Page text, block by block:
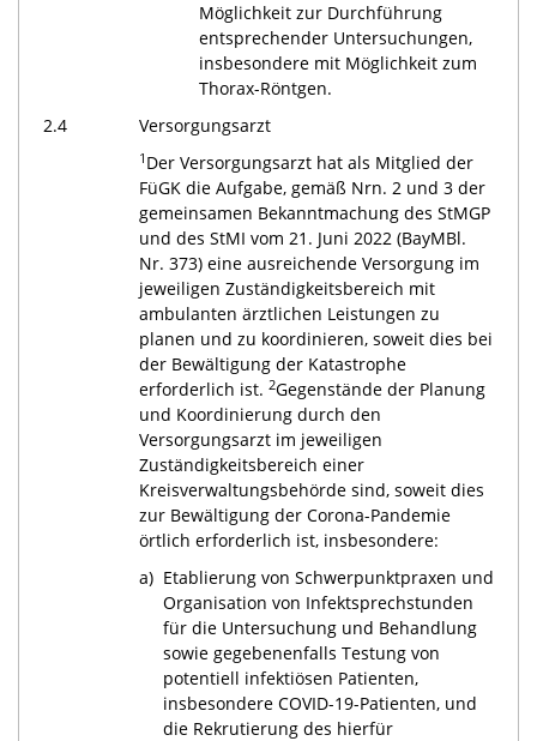
Möglichkeit zur Durchführung
entsprechender Untersuchungen,
insbesondere mit Möglichkeit zum
Thorax-Röntgen.
2.4
Versorgungsarzt
1 Der Versorgungsarzt hat als Mitglied der
FüGK die Aufgabe, gemäß Nrn. 2 und 3 der
gemeinsamen Bekanntmachung des StMGP
und des StMI vom 21. Juni 2022 (BayMBl.
Nr. 373) eine ausreichende Versorgung im
jeweiligen Zuständigkeitsbereich mit
ambulanten ärztlichen Leistungen zu
planen und zu koordinieren, soweit dies bei
der Bewältigung der Katastrophe
erforderlich ist. 2Gegenstände der Planung
und Koordinierung durch den
Versorgungsarzt im jeweiligen
Zuständigkeitsbereich einer
Kreisverwaltungsbehörde sind, soweit dies
zur Bewältigung der Corona-Pandemie
örtlich erforderlich ist, insbesondere:
a) Etablierung von Schwerpunktpraxen und
Organisation von Infektsprechstunden
für die Untersuchung und Behandlung
sowie gegebenenfalls Testung von
potentiell infektiösen Patienten,
insbesondere COVID-19-Patienten, und
die Rekrutierung des hierfür